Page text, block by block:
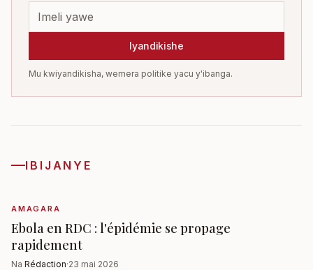
Iyandikishe
Mu kwiyandikisha, wemera politike yacu y'ibanga.
IBIJANYE
AMAGARA
Ebola en RDC : l'épidémie se propage
rapidement
Na Rédaction·23 mai 2026